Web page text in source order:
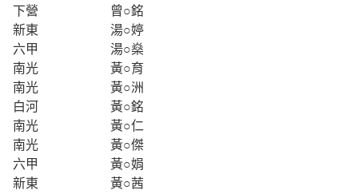
下營
曾○銘
新東
湯○婷
六甲
湯○燊
南光
黃○育
南光
黃○洲
白河
黃○銘
南光
黃○仁
南光
黃○傑
六甲
黃○娟
新東
黃○茜